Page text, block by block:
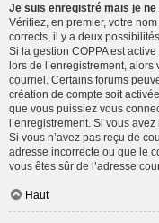
Je suis enregistré mais je
Vérifiez, en premier, votre
corrects, il y a deux
Si la gestion COPPA est
lors de l’enregistrement,
courriel. Certains forums
création de compte soit
que vous puissiez vous
l’enregistrement. Si vous
Si vous n’avez pas reçu de
adresse incorrecte ou que le
vous êtes sûr de l’adresse
Haut